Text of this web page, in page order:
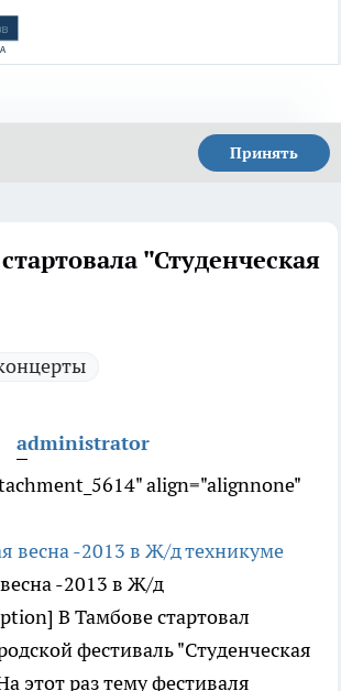
Принять
"Студенческая
administrator
align="alignnone"
-2013 в Ж/д
В Тамбове стартовал
фестиваль "Студенческая
этот раз тему фестиваля